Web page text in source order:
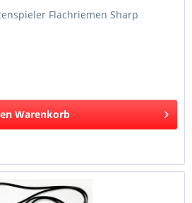
Flachriemen Sharp
Warenkorb